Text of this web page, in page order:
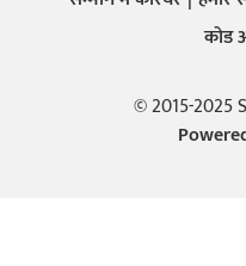
कोड
© 2015-2025